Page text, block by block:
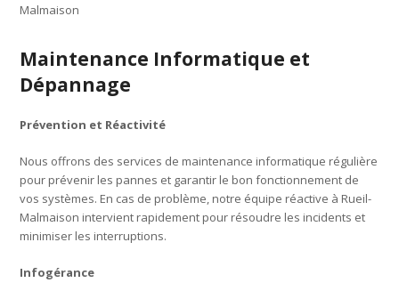
Malmaison
Maintenance Informatique et
Dépannage
Prévention et Réactivité
Nous offrons des services de maintenance informatique régulière
pour prévenir les pannes et garantir le bon fonctionnement de
vos systèmes. En cas de problème, notre équipe réactive à Rueil-
Malmaison intervient rapidement pour résoudre les incidents et
minimiser les interruptions.
Infogérance